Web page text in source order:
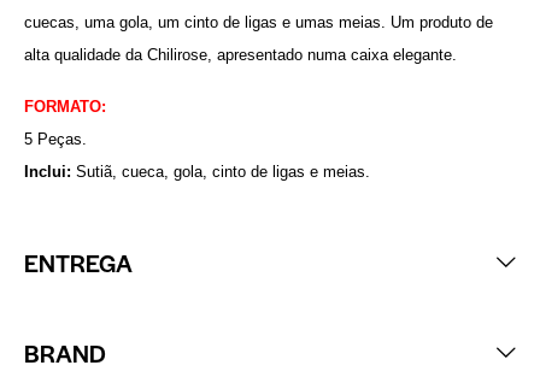
cuecas, uma gola, um cinto de ligas e umas meias. Um produto de
alta qualidade da Chilirose, apresentado numa caixa elegante.
FORMATO:
5 Peças.
Inclui: Sutiã, cueca, gola, cinto de ligas e meias.
ENTREGA
BRAND